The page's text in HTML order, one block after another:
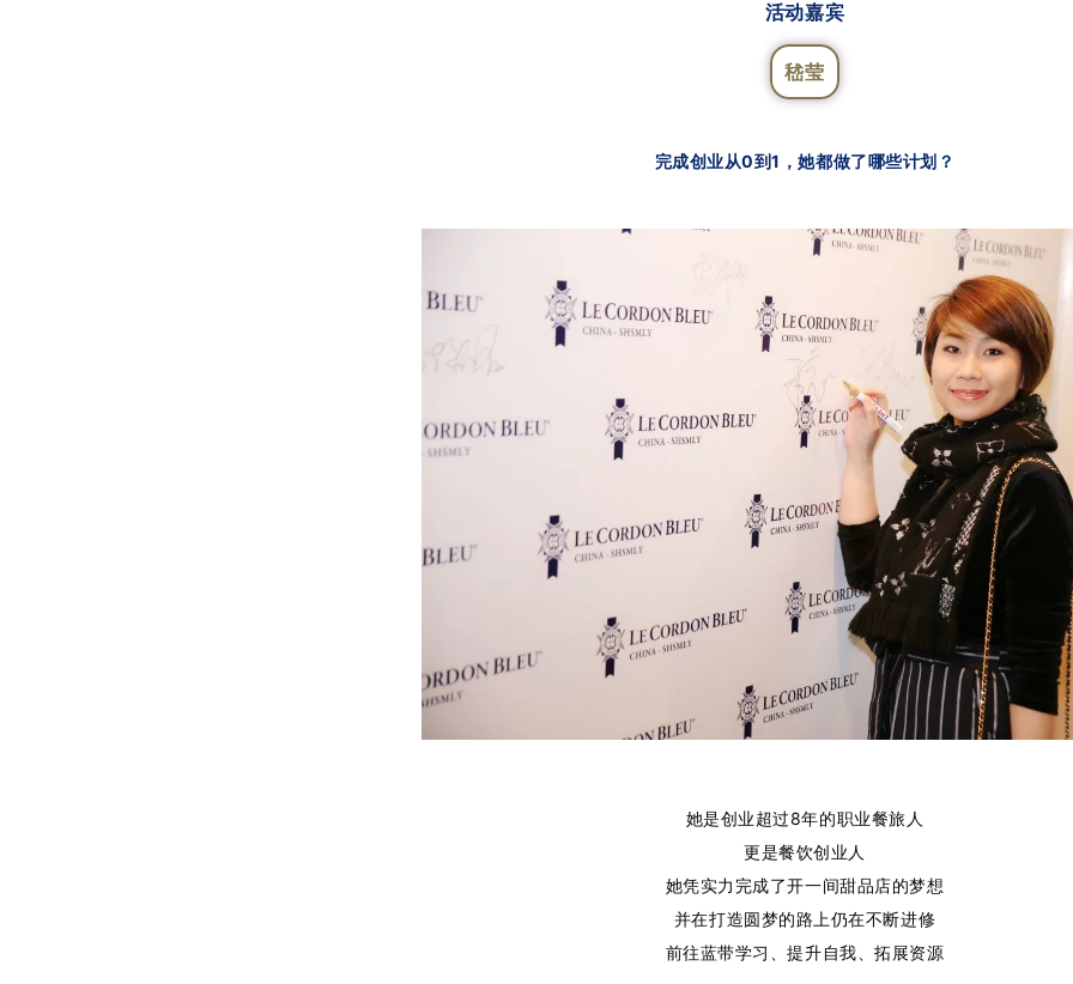
活动嘉宾
嵇莹
完成创业从0到1，她都做了哪些计划？
她是创业超过8年的职业餐旅人
更是餐饮创业人
她凭实力完成了开一间甜品店的梦想
并在打造圆梦的路上仍在不断进修
前往蓝带学习、提升自我、拓展资源